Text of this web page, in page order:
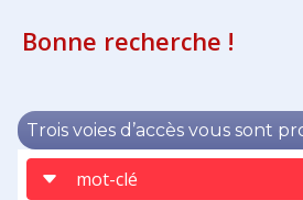
Bonne recherche !
Trois voies d’accès vous sont
mot-clé